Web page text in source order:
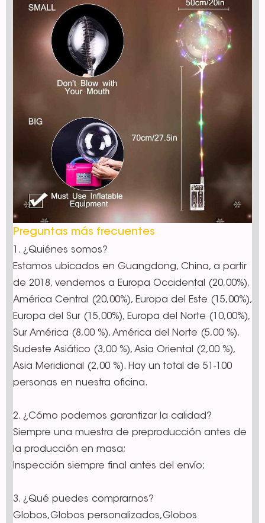
Preguntas más frecuentes
1. ¿Quiénes somos?
Estamos ubicados en Guangdong, China, a partir
de 2018, vendemos a Europa Occidental (20,00%),
América Central (20,00%), Europa del Este (15,00%),
Europa del Sur (15,00%), Europa del Norte (10,00%),
Sur América (8,00 %), América del Norte (5,00 %),
Sudeste Asiático (3,00 %), Asia Oriental (2,00 %),
Asia Meridional (2,00 %). Hay un total de 51-100
personas en nuestra oficina.
2. ¿Cómo podemos garantizar la calidad?
Siempre una muestra de preproducción antes de
la producción en masa;
Inspección siempre final antes del envío;
3. ¿Qué puedes comprarnos?
Globos,Globos personalizados,Globos